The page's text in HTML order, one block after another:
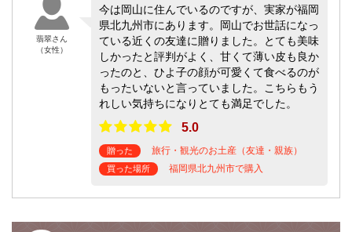
翡翠さん
（女性）
今は岡山に住んでいるのですが、実家が福岡
県北九州市にあります。岡山でお世話になっ
ている近くの友達に贈りました。とても美味
しかったと評判がよく、甘くて薄い皮も良か
ったのと、ひよ子の顔が可愛くて食べるのが
もったいないと言っていました。こちらもう
れしい気持ちになりとても満足でした。
5.0
贈った 旅行・観光のお土産（友達・親族）
買った場所 福岡県北九州市で購入